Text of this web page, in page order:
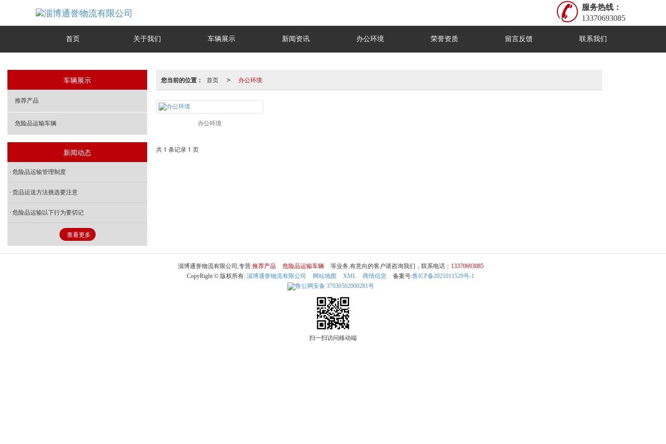
服务热线：
13370693085
首页 关于我们 车辆展示 新闻资讯 办公环境 荣誉资质 留言反馈 联系我们
您当前的位置： 首页 > 办公环境
办公环境
共 1 条记录 1 页
车辆展示
推荐产品
危险品运输车辆
新闻动态
危险品运输管理制度
货品运送方法挑选要注意
危险品运输以下行为要切记
查看更多
淄博通誉物流有限公司,专营 推荐产品 危险品运输车辆 等业务,有意向的客户请咨询我们，联系电话： 13370693085
CopyRight © 版权所有: 淄博通誉物流有限公司 网站地图 XML 商情信息 备案号:鲁ICP备2021011529号-1
鲁公网安备37030502000281号
扫一扫访问移动端